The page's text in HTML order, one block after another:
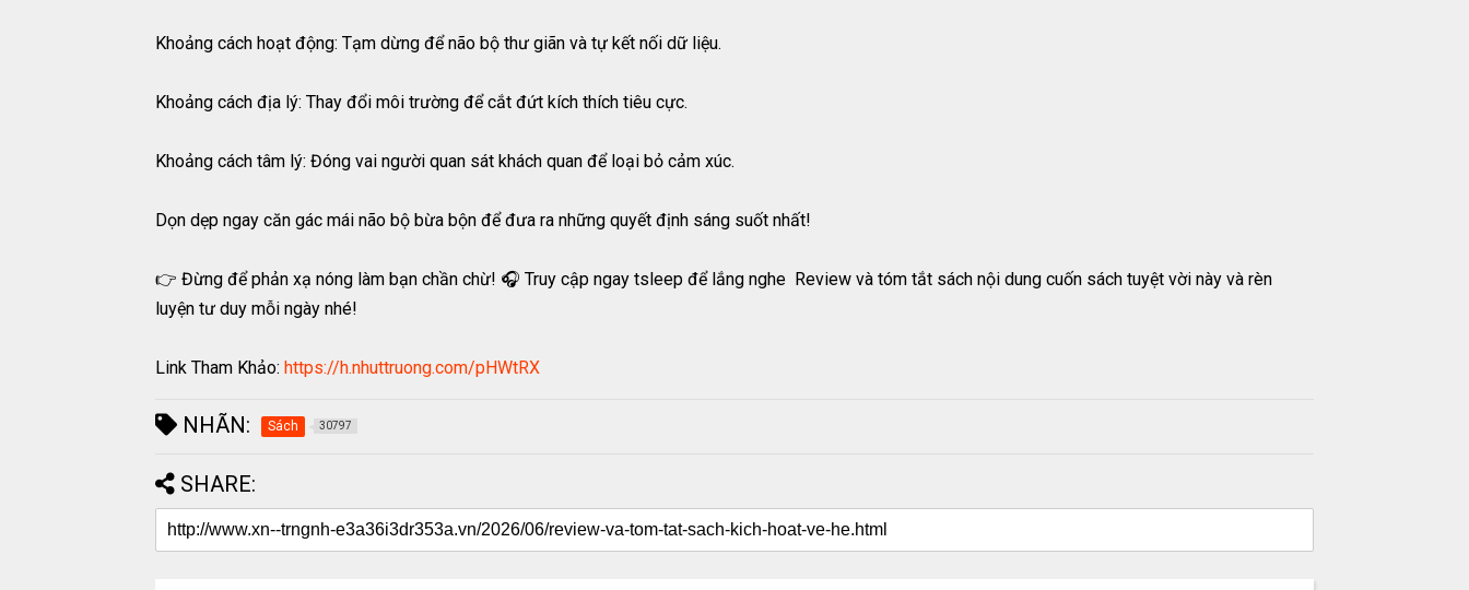
Khoảng cách hoạt động: Tạm dừng để não bộ thư giãn và tự kết nối dữ liệu.
Khoảng cách địa lý: Thay đổi môi trường để cắt đứt kích thích tiêu cực.
Khoảng cách tâm lý: Đóng vai người quan sát khách quan để loại bỏ cảm xúc.
Dọn dẹp ngay căn gác mái não bộ bừa bộn để đưa ra những quyết định sáng suốt nhất!
👉 Đừng để phản xạ nóng làm bạn chần chừ! 🎧 Truy cập ngay tsleep để lắng nghe Review và tóm tắt sách nội dung cuốn sách tuyệt vời này và rèn
luyện tư duy mỗi ngày nhé!
Link Tham Khảo: https://h.nhuttruong.com/pHWtRX
NHÃN: Sách 30797
SHARE: